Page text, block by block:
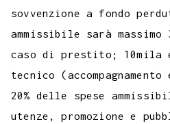
sovvenzione a fondo
ammissibile sarà massimo
caso di prestito; 10mila
tecnico
20% delle spese
utenze, promozione e